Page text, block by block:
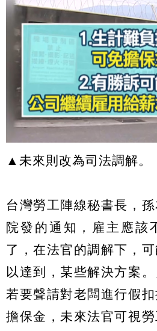
▲未來則改為司法調解。
台灣勞工陣線秘書長，
院發的通知，雇主應該
了，在法官的調解下，
以達到，某些解決方案
若要聲請對老闆進行假
擔保金，未來法官可視